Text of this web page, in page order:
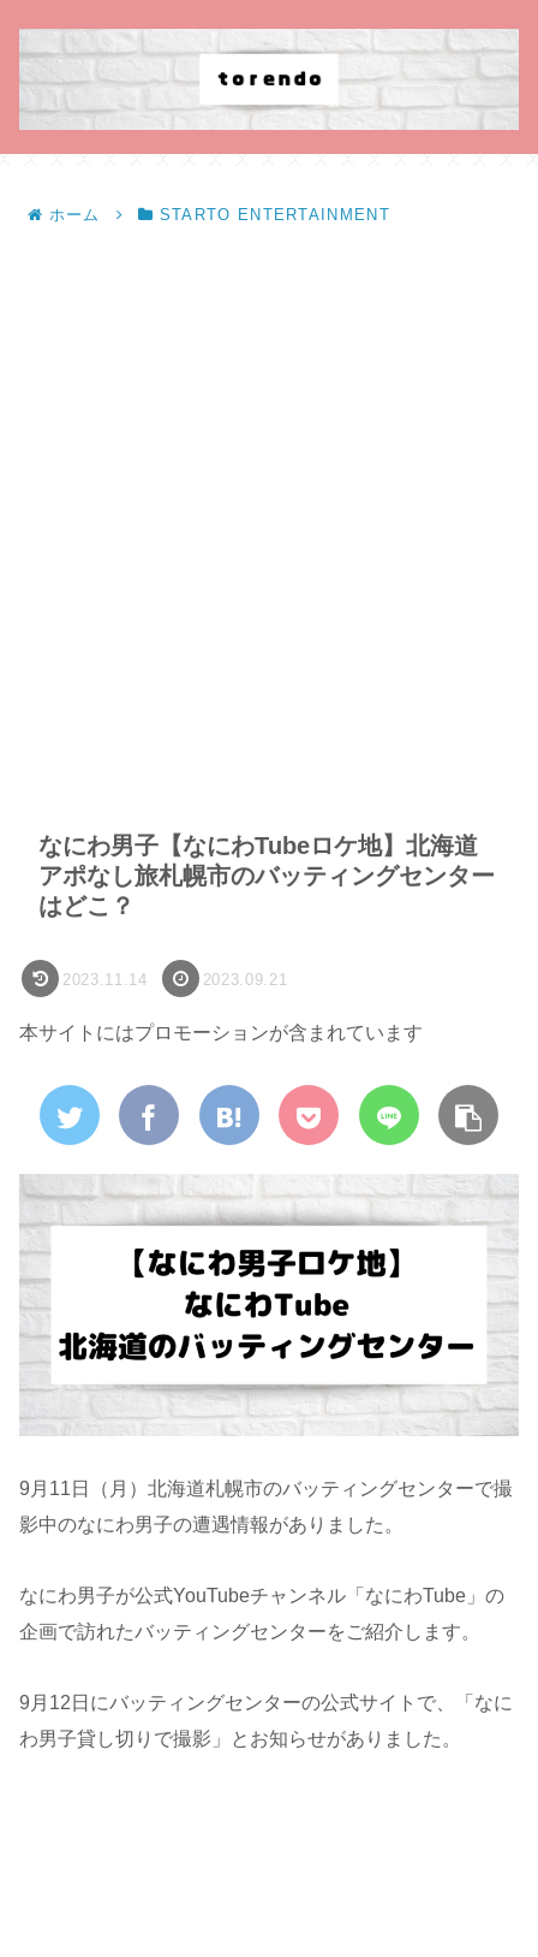
ホーム STARTO ENTERTAINMENT
なにわ男子【なにわTubeロケ地】北海道
アポなし旅札幌市のバッティングセンター
はどこ？
2023.11.14 2023.09.21
本サイトにはプロモーションが含まれています
9月11日（月）北海道札幌市のバッティングセンターで撮
影中のなにわ男子の遭遇情報がありました。
なにわ男子が公式YouTubeチャンネル「なにわTube」の
企画で訪れたバッティングセンターをご紹介します。
9月12日にバッティングセンターの公式サイトで、「なに
わ男子貸し切りで撮影」とお知らせがありました。